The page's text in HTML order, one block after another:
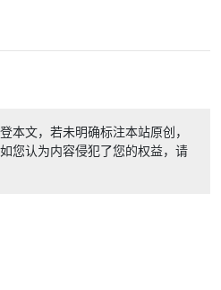
本文，若未明确标注本站原创，
您认为内容侵犯了您的权益，请